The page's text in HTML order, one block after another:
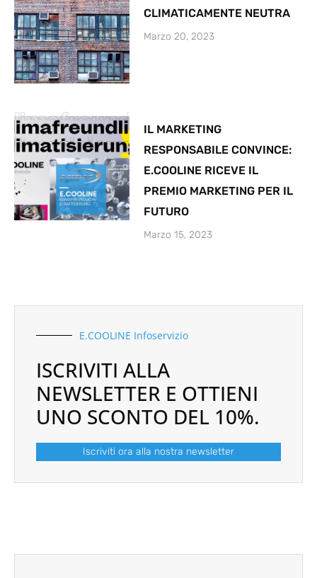
CLIMATICAMENTE NEUTRA
Marzo 20, 2023
IL MARKETING
RESPONSABILE CONVINCE:
E.COOLINE RICEVE IL
PREMIO MARKETING PER IL
FUTURO
Marzo 15, 2023
E.COOLINE Infoservizio
ISCRIVITI ALLA
NEWSLETTER E OTTIENI
UNO SCONTO DEL 10%.
Iscriviti ora alla nostra newsletter